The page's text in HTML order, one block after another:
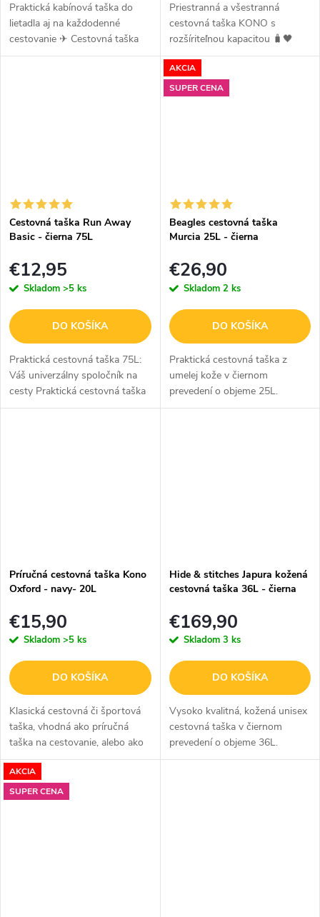
Praktická kabínová taška do
lietadla aj na každodenné
cestovanie ✈ Cestovná taška
KONO s rozmermi 40 × 30 ×
Priestranná a všestranná
cestovná taška KONO s
rozšíriteľnou kapacitou 🧳🖤
Hľadáte tašku, ktorá bude
štýlová, odolná a zároveň
maximálne praktická?
Cestovná taška Run Away
Basic - čierna 75L
€12,95
Skladom >5 ks
DO KOŠÍKA
Praktická cestovná taška 75L:
Váš univerzálny spoločník na
cesty Praktická cestovná taška
v elegantnom čiernom
AKCIA
SUPER CENA
Beagles cestovná taška
Murcia 25L - čierna
€26,90
Skladom 2 ks
DO KOŠÍKA
Praktická cestovná taška z
umelej kože v čiernom
prevedení o objeme 25L.
Príručná cestovná taška Kono
Oxford - navy- 20L
€15,90
Skladom >5 ks
DO KOŠÍKA
Klasická cestovná či športová
taška, vhodná ako príručná
taška na cestovanie, alebo ako
taška na športové aktivity.
Perfektne sadne na každé
madlo kufra a tak je
Hide & stitches Japura kožená
cestovná taška 36L - čierna
€169,90
Skladom 3 ks
DO KOŠÍKA
Vysoko kvalitná, kožená unisex
cestovná taška v čiernom
prevedení o objeme 36L.
Luxusná holandská
AKCIA
SUPER CENA